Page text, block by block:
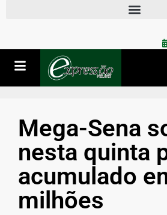
Mega-Sena
nesta quinta
acumulado
milhões